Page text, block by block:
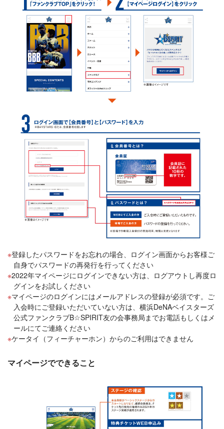
登録したパスワードをお忘れの場合、ログイン画面からお客様ご
自身でパスワードの再発行を行ってください
2022年マイページにログインできない方は、ログアウトし再度ロ
グインをお試しください
マイページのログインにはメールアドレスの登録が必須です。ご
入会時にご登録いただいていない方は、横浜DeNAベイスターズ
公式ファンクラブB☆SPIRIT友の会事務局までお電話もしくはメ
ールにてご連絡ください
ケータイ（フィーチャーホン）からのご利用はできません
マイページでできること